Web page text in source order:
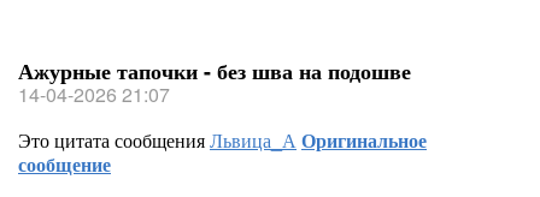
Ажурные тапочки - без шва на подошве
14-04-2026 21:07
Это цитата сообщенияЛьвица_АОригинальное
сообщение